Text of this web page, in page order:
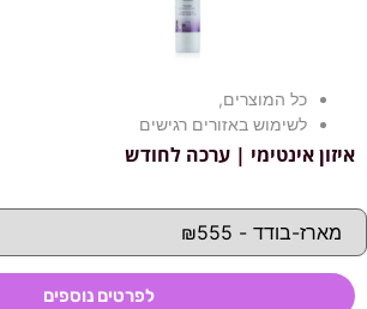
כל המוצרים,
לשימוש באזורים רגישים
איזון אינטימי | ערכה לחודש
לפרטים נוספים